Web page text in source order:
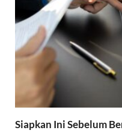
Siapkan Ini Sebelum